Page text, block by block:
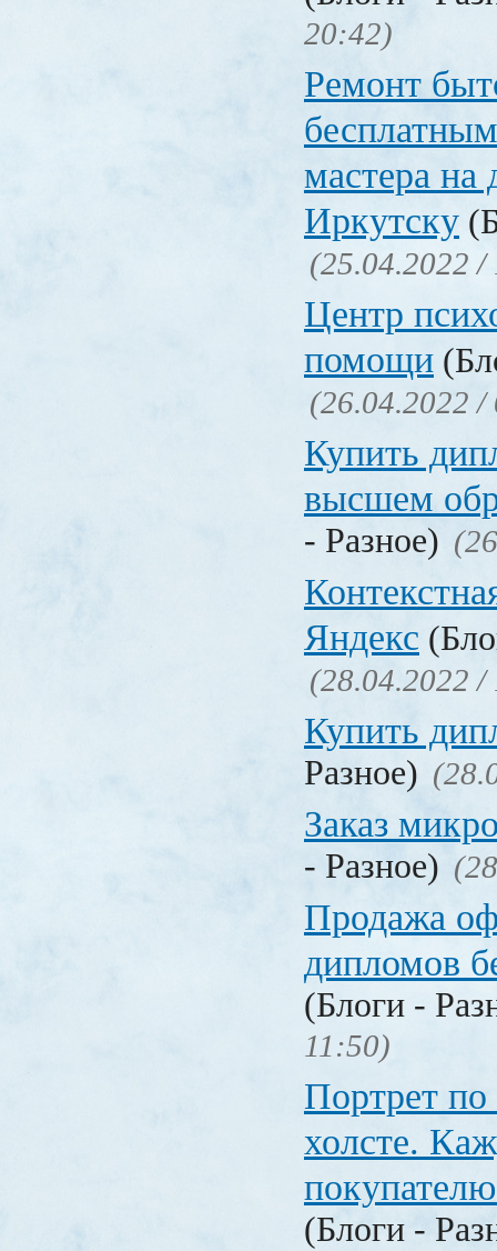
20:42)
Ремонт
мастера на
Иркутску
(25.04.2022 /
Центр
помощи
(26.04.2022 /
Купить
высшем
- Разное)
Яндекс
(28.04.2022 /
Купить
Разное)
Заказ
- Разное)
Продажа
дипломов
(Блоги -
11:50)
Портрет
холсте.
(Блоги -